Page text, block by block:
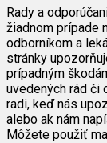
Rady a
žiadnom prípade
odborníkom a
stránky
prípadným
uvedených rád či
radi, keď nás
alebo ak nám
Môžete použiť